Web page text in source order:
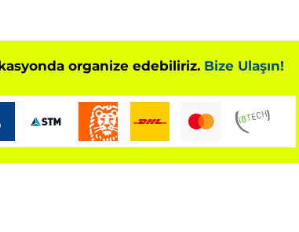
ötesine geçer:
zekâ ile güçlendirilmiş analiz ve saldırı
Azure, GCP ortamlarında pratik güvenlik testleri
sistemlerde savunma ve istismar uygulamaları
APT, Zero-Day, Fileless Malware
organize edebiliriz. Bize Ulaşın!